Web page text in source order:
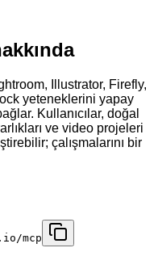
Illustrator, Firefly,
yeteneklerini yapay
Kullanıcılar, doğal
ve video projeleri
çalışmalarını bir
mcp